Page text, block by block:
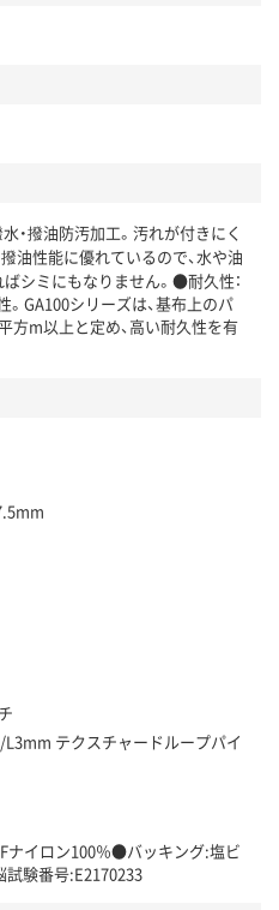
・撥油防汚加工。汚れが付きにく
油性能に優れているので、水や油
シミにもなりません。●耐久性：
GA100シリーズは、基布上のパ
方m以上と定め、高い耐久性を有
L3mm テクスチャードループパイ
ナイロン100％●バッキング:塩ビ
験番号:E2170233